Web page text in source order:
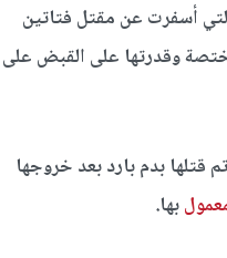
أسفرت عن مقتل فتاتين
وقدرتها على القبض على
قتلها بدم بارد بعد خروجها
بها.